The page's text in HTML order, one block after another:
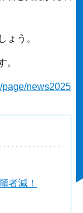
ょう。
。
page/news2025
者減！